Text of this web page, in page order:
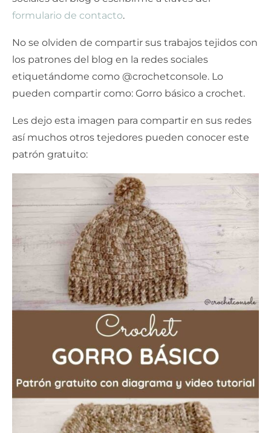
formulario de contacto.
No se olviden de compartir sus trabajos tejidos con
los patrones del blog en la redes sociales
etiquetándome como @crochetconsole. Lo
pueden compartir como: Gorro básico a crochet.
Les dejo esta imagen para compartir en sus redes
así muchos otros tejedores pueden conocer este
patrón gratuito: